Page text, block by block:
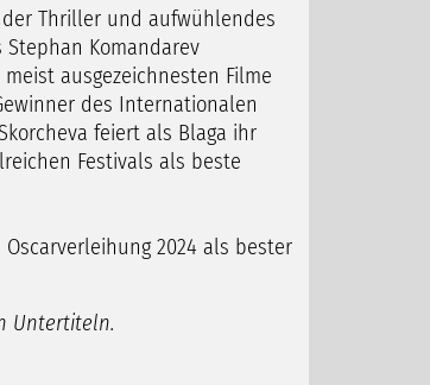
Thriller und aufwühlendes
Komandarev
ausgezeichnesten Filme
des Internationalen
feiert als Blaga ihr
Festivals als beste
2024 als bester
Untertiteln.